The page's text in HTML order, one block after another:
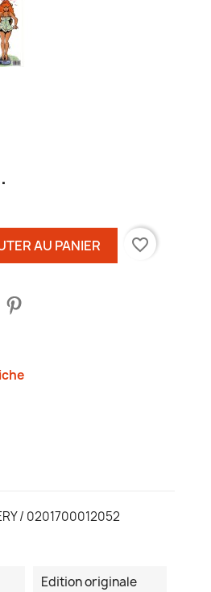
AU PANIER favorite_border
/ 0201700012052
Edition originale